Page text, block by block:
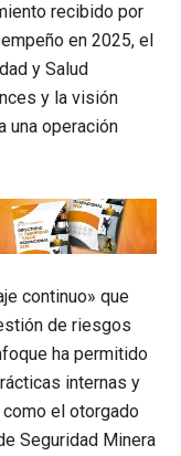
recibido por
en 2025, el
y Salud
y la visión
una operación
continuo» que
de riesgos
ha permitido
internas y
el otorgado
Seguridad Minera